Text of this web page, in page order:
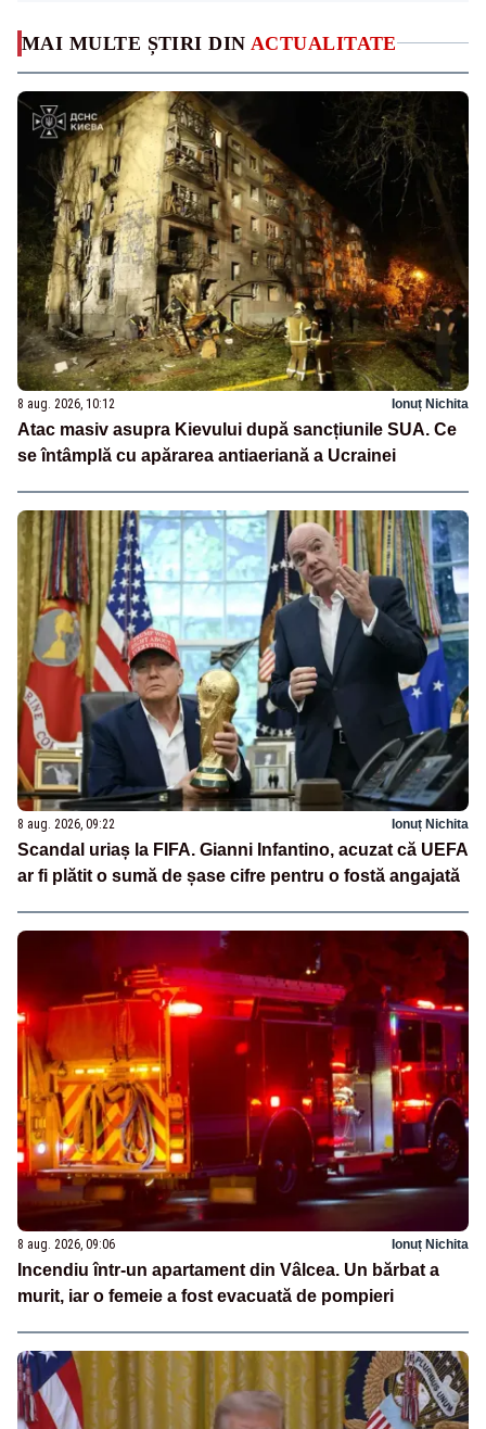
MAI MULTE ȘTIRI DIN ACTUALITATE
8 aug. 2026, 10:12 Ionuț Nichita
Atac masiv asupra Kievului după sancțiunile SUA. Ce
se întâmplă cu apărarea antiaeriană a Ucrainei
8 aug. 2026, 09:22 Ionuț Nichita
Scandal uriaș la FIFA. Gianni Infantino, acuzat că UEFA
ar fi plătit o sumă de șase cifre pentru o fostă angajată
8 aug. 2026, 09:06 Ionuț Nichita
Incendiu într-un apartament din Vâlcea. Un bărbat a
murit, iar o femeie a fost evacuată de pompieri